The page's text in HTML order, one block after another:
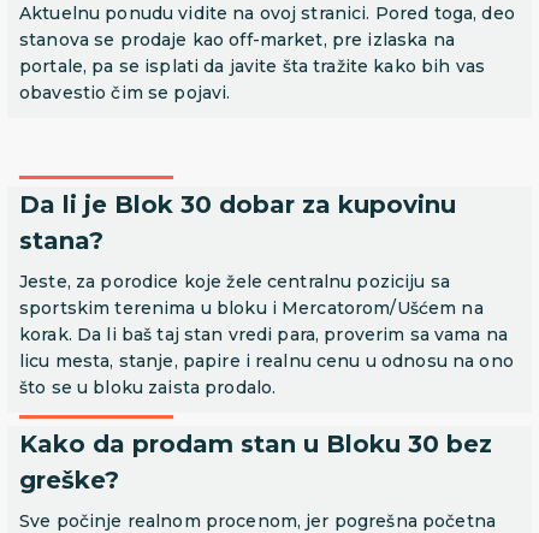
Aktuelnu ponudu vidite na ovoj stranici. Pored toga, deo
stanova se prodaje kao off-market, pre izlaska na
portale, pa se isplati da javite šta tražite kako bih vas
obavestio čim se pojavi.
Da li je Blok 30 dobar za kupovinu
stana?
Jeste, za porodice koje žele centralnu poziciju sa
sportskim terenima u bloku i Mercatorom/Ušćem na
korak. Da li baš taj stan vredi para, proverim sa vama na
licu mesta, stanje, papire i realnu cenu u odnosu na ono
što se u bloku zaista prodalo.
Kako da prodam stan u Bloku 30 bez
greške?
Sve počinje realnom procenom, jer pogrešna početna